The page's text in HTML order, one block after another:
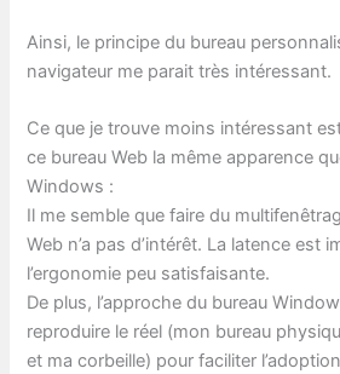
Ainsi, le principe du bureau
navigateur me parait très intéressant.
Ce que je trouve moins intéressant
ce bureau Web la même apparence
Windows :
Il me semble que faire du
Web n’a pas d’intérêt. La latence est
l’ergonomie peu satisfaisante.
De plus, l’approche du bureau
reproduire le réel (mon bureau
et ma corbeille) pour faciliter